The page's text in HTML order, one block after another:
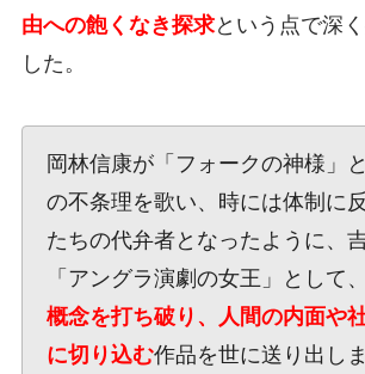
由への飽くなき探求という点で深
した。
岡林信康が「フォークの神様」
の不条理を歌い、時には体制に
たちの代弁者となったように、
「アングラ演劇の女王」として、
概念を打ち破り、人間の内面や
に切り込む作品を世に送り出し